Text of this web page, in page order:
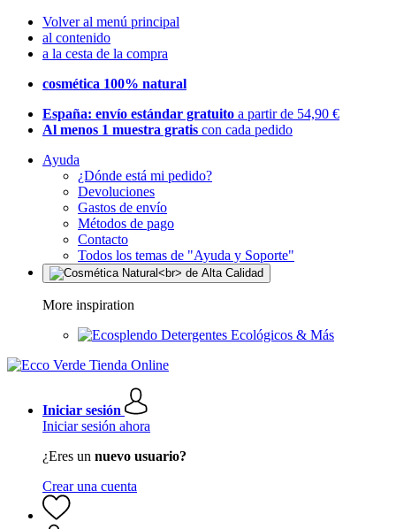
Volver al menú principal
al contenido
a la cesta de la compra
cosmética 100% natural
España: envío estándar gratuito a partir de 54,90 €
Al menos 1 muestra gratis con cada pedido
Ayuda
¿Dónde está mi pedido?
Devoluciones
Gastos de envío
Métodos de pago
Contacto
Todos los temas de "Ayuda y Soporte"
More inspiration
Detergentes Ecológicos & Más
Iniciar sesión
Iniciar sesión ahora
¿Eres un nuevo usuario?
Crear una cuenta